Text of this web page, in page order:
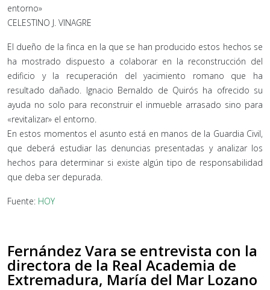
entorno»
CELESTINO J. VINAGRE
El dueño de la finca en la que se han producido estos hechos se
ha mostrado dispuesto a colaborar en la reconstrucción del
edificio y la recuperación del yacimiento romano que ha
resultado dañado. Ignacio Bernaldo de Quirós ha ofrecido su
ayuda no solo para reconstruir el inmueble arrasado sino para
«revitalizar» el entorno.
En estos momentos el asunto está en manos de la Guardia Civil,
que deberá estudiar las denuncias presentadas y analizar los
hechos para determinar si existe algún tipo de responsabilidad
que deba ser depurada.
Fuente: HOY
Fernández Vara se entrevista con la
directora de la Real Academia de
Extremadura, María del Mar Lozano